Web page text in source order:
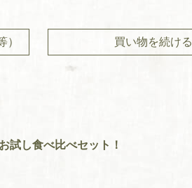
） 買い物を続ける
試し食べ比べセット！